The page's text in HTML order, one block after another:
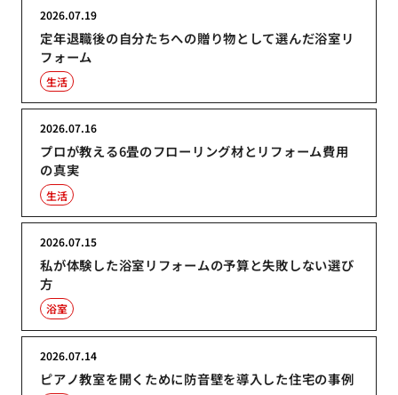
定年退職後の自分たちへの贈り物として選んだ浴室リ
フォーム
2026.07.19
生活
プロが教える6畳のフローリング材とリフォーム費用
の真実
2026.07.16
生活
私が体験した浴室リフォームの予算と失敗しない選び
方
2026.07.15
浴室
ピアノ教室を開くために防音壁を導入した住宅の事例
2026.07.14